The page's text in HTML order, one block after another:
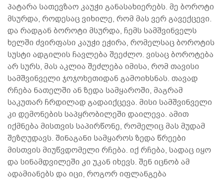
პატარა სათევზაო კაუჭი განასახიერებს. მე ბოროტი
მსურდა, როდესაც ვიხილე, რომ მას ვერ გავექცევი.
და რადგან ბოროტი მსურდა, ჩემს სამშვინველს
ხელში ძვირფასი კაუჭი ეჭირა, რომელსაც ბოროტის
სუსტი ადგილის ჩავლება შეეძლო. ვისაც ბოროტება
არ სურს, მას აკლია შეძლება იმისა, რომ თავისი
სამშვინველი ჯოჯოხეთიდან გამოიხსნას. თავად
რჩება ნათელში ან ზედა სამყაროში, მაგრამ
საკუთარ ჩრდილად გადაიქცევა. მისი სამშვინველი
კი დემონების საპყრობილეში დაილევა. ამით
იქმნება მისთვის საპირწონე, რომელიც მას მუდამ
შეზღუდავს. შინაგანი სამყაროს ზედა წრეები
მისთვის მიუწვდომელი რჩება. იქ რჩება, სადაც იყო
და სინამდვილეში კი უკან იხევს. შენ იცნობ ამ
ადამიანებს და იცი, როგორ იფლანგება